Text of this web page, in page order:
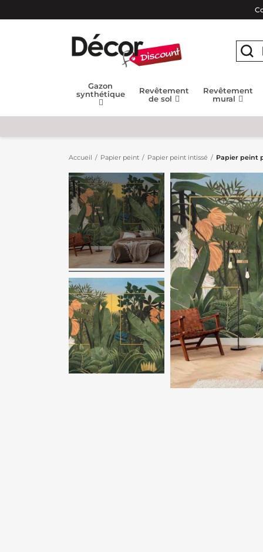
Gazon
synthétique
Revêtement
de sol
Revêtement
mural
Accueil Papier peint Papier peint intissé Papier peint